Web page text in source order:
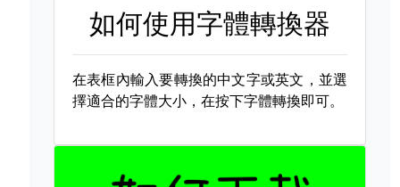
如何使用字體轉換器
在表框內輸入要轉換的中文字或英文，並選
擇適合的字體大小，在按下字體轉換即可。